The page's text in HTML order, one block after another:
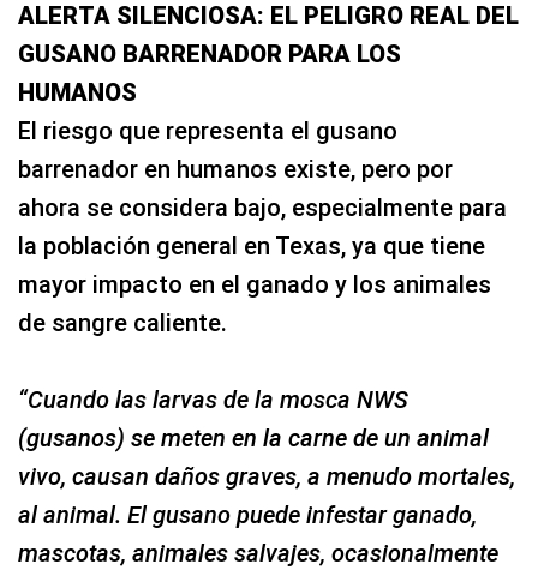
ALERTA SILENCIOSA: EL PELIGRO REAL DEL
GUSANO BARRENADOR PARA LOS
HUMANOS
El riesgo que representa el gusano
barrenador en humanos existe, pero por
ahora se considera bajo, especialmente para
la población general en Texas, ya que tiene
mayor impacto en el ganado y los animales
de sangre caliente.
“Cuando las larvas de la mosca NWS
(gusanos) se meten en la carne de un animal
vivo, causan daños graves, a menudo mortales,
al animal. El gusano puede infestar ganado,
mascotas, animales salvajes, ocasionalmente